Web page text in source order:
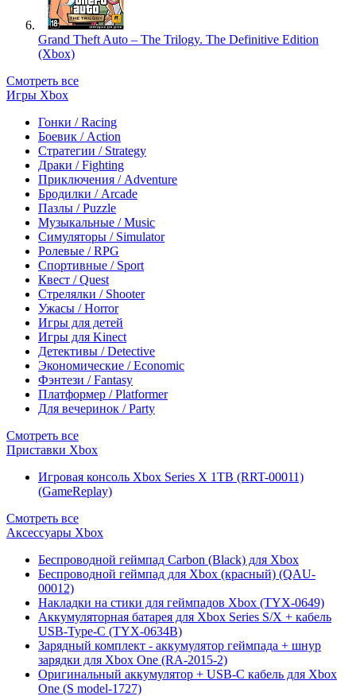
Grand Theft Auto – The Trilogy. The Definitive Edition
(Xbox)
Смотреть все
Игры Xbox
Гонки / Racing
Боевик / Action
Стратегии / Strategy
Драки / Fighting
Приключения / Adventure
Бродилки / Arcade
Пазлы / Puzzle
Музыкальные / Music
Симуляторы / Simulator
Ролевые / RPG
Спортивные / Sport
Квест / Quest
Стрелялки / Shooter
Ужасы / Horror
Игры для детей
Игры для Kinect
Детективы / Detective
Экономические / Economic
Фэнтези / Fantasy
Платформер / Platformer
Для вечеринок / Party
Смотреть все
Приставки Xbox
Игровая консоль Xbox Series X 1TB (RRT-00011)
(GameReplay)
Смотреть все
Аксессуары Xbox
Беспроводной геймпад Carbon (Black) для Xbox
Беспроводной геймпад для Xbox (красный) (QAU-
00012)
Накладки на стики для геймпадов Xbox (TYX-0649)
Аккумуляторная батарея для Xbox Series S/X + кабель
USB-Type-C (TYX-0634B)
Зарядный комплект - аккумулятор геймпада + шнур
зарядки для Xbox One (RA-2015-2)
Оригинальный аккумулятор + USB-C кабель для Xbox
One (S model-1727)